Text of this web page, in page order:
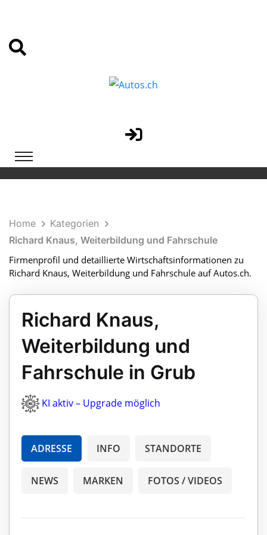
Home
Kategorien
Richard Knaus, Weiterbildung und Fahrschule
Firmenprofil und detaillierte Wirtschaftsinformationen zu
Richard Knaus, Weiterbildung und Fahrschule auf Autos.ch.
Richard Knaus,
Weiterbildung und
Fahrschule in Grub
KI aktiv – Upgrade möglich
ADRESSE INFO STANDORTE
NEWS MARKEN FOTOS / VIDEOS